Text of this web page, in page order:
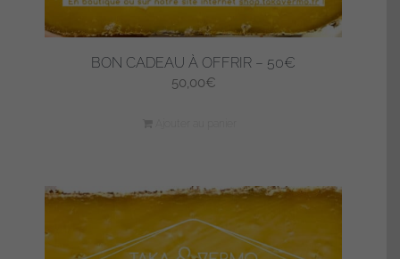
BON CADEAU À OFFRIR – 50€
50,00€